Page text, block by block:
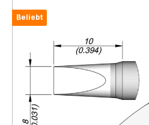
Beliebt